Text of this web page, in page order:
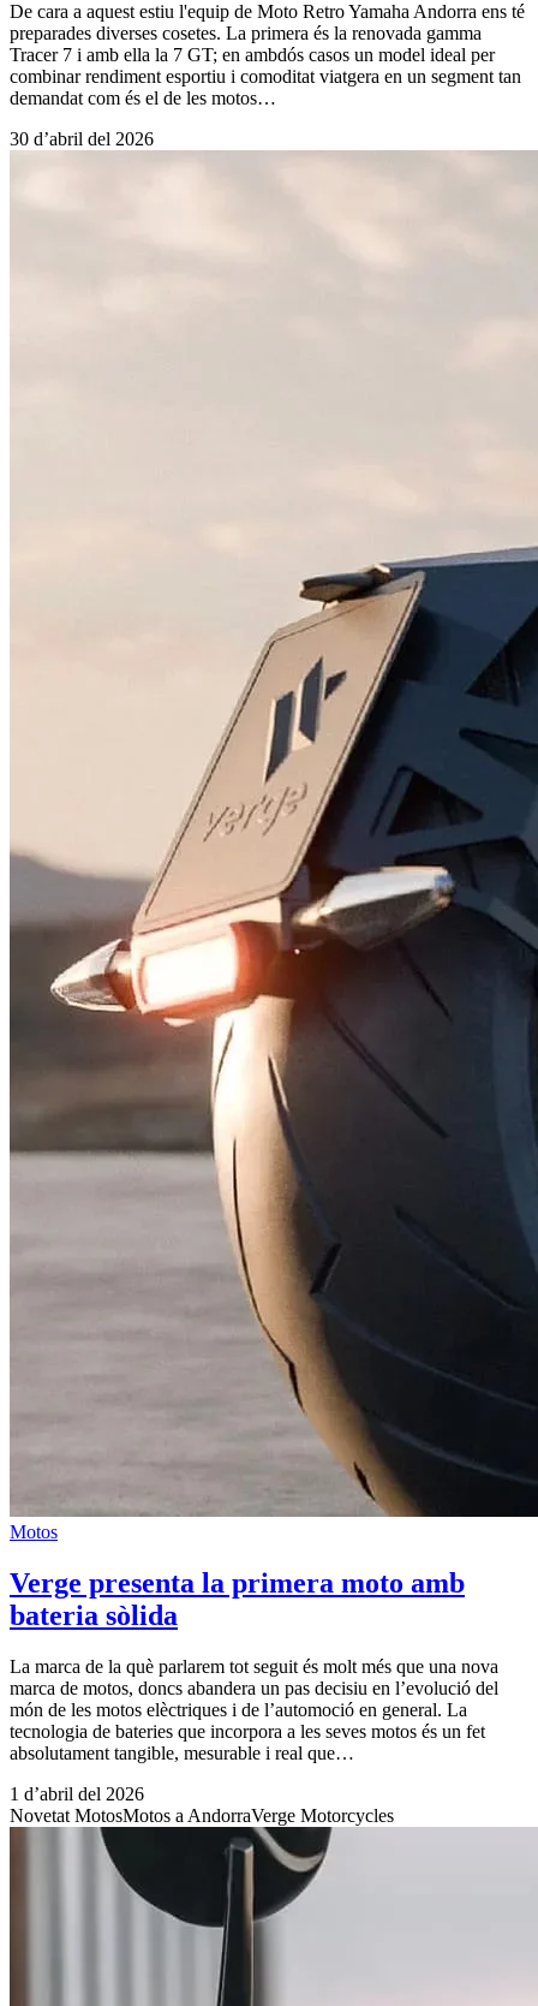
De cara a aquest estiu l'equip de Moto Retro Yamaha Andorra ens té
preparades diverses cosetes. La primera és la renovada gamma
Tracer 7 i amb ella la 7 GT; en ambdós casos un model ideal per
combinar rendiment esportiu i comoditat viatgera en un segment tan
demandat com és el de les motos…
30 d’abril del 2026
Motos
Verge presenta la primera moto amb
bateria sòlida
La marca de la què parlarem tot seguit és molt més que una nova
marca de motos, doncs abandera un pas decisiu en l’evolució del
món de les motos elèctriques i de l’automoció en general. La
tecnologia de bateries que incorpora a les seves motos és un fet
absolutament tangible, mesurable i real que…
1 d’abril del 2026
Novetat MotosMotos a AndorraVerge Motorcycles